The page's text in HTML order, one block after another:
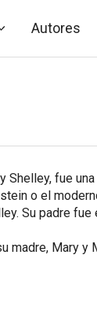
Autores
fue
o el
Su padre
madre, Mary y